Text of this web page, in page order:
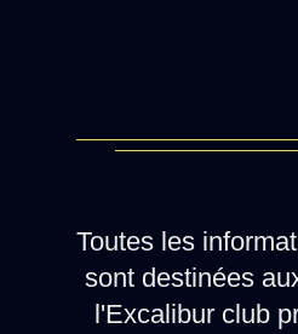
Toutes les
sont destinées
l'Excalibur club